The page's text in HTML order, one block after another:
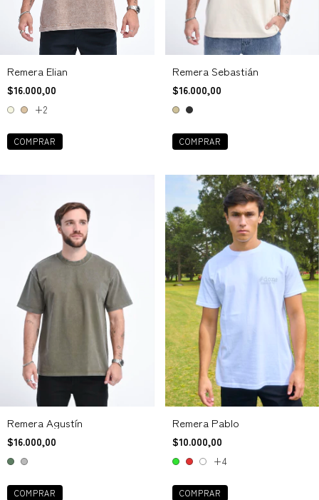
Remera Elian
$16.000,00
+2
COMPRAR
Remera Sebastián
$16.000,00
COMPRAR
Remera Agustín
$16.000,00
COMPRAR
Remera Pablo
$10.000,00
+4
COMPRAR